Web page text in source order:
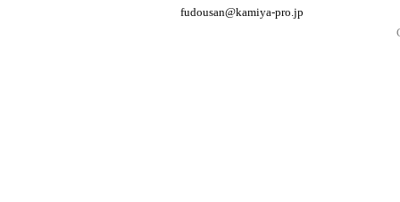
fudousan@kamiya-pro.jp